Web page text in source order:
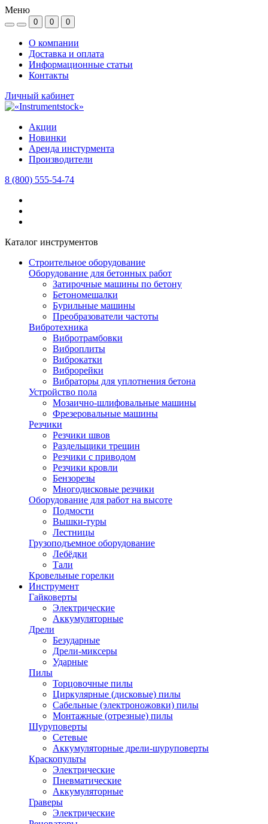
Меню
0 0 0
О компании
Доставка и оплата
Информационные статьи
Контакты
Личный кабинет
Акции
Новинки
Аренда инстурмента
Производители
8 (800) 555-54-74
Каталог инструментов
Строительное оборудование
Оборудование для бетонных работ
Затирочные машины по бетону
Бетономешалки
Бурильные машины
Преобразователи частоты
Вибротехника
Вибротрамбовки
Виброплиты
Виброкатки
Виброрейки
Вибраторы для уплотнения бетона
Устройство пола
Мозаично-шлифовальные машины
Фрезеровальные машины
Резчики
Резчики швов
Раздельщики трещин
Резчики с приводом
Резчики кровли
Бензорезы
Многодисковые резчики
Оборудование для работ на высоте
Подмости
Вышки-туры
Лестницы
Грузоподъемное оборудование
Лебёдки
Тали
Кровельные горелки
Инструмент
Гайковерты
Электрические
Аккумуляторные
Дрели
Безударные
Дрели-миксеры
Ударные
Пилы
Торцовочные пилы
Циркулярные (дисковые) пилы
Сабельные (электроножовки) пилы
Монтажные (отрезные) пилы
Шуруповерты
Сетевые
Аккумуляторные дрели-шуруповерты
Краскопульты
Электрические
Пневматические
Аккумуляторные
Граверы
Электрические